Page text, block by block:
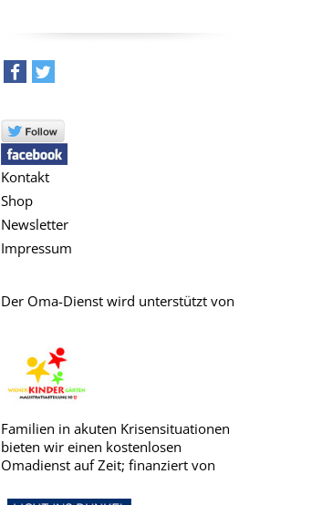
Kontakt
Shop
Newsletter
Impressum
Der Oma-Dienst wird unterstützt von
Familien in akuten Krisensituationen
bieten wir einen kostenlosen
Omadienst auf Zeit; finanziert von